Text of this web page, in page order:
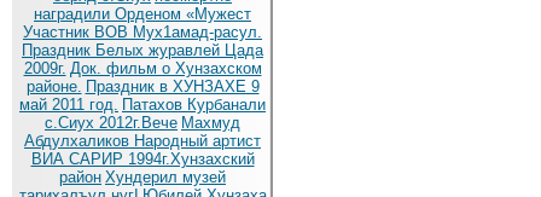
наградили Орденом «Мужест
Участник ВОВ Мух1амад-расул.
Праздник Белых журавлей Цада
2009г. Док. фильм о Хунзахском
районе. Праздник в ХУНЗАХЕ 9
май 2011 год. Патахов Курбанали
с.Сиух 2012г.Вече Махмуд
Абдулхаликов Народный артист
ВИА САРИР 1994г.Хунзахский
район Хундерил музей